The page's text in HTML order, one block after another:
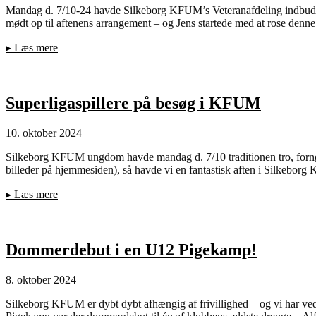
Mandag d. 7/10-24 havde Silkeborg KFUM’s Veteranafdeling
mødt op til aftenens arrangement – og Jens startede med at rose
▸ Læs mere
Superligaspillere på besøg i KFUM
10. oktober 2024
Silkeborg KFUM ungdom havde mandag d. 7/10 traditionen tro,
billeder på hjemmesiden), så havde vi en fantastisk aften i
▸ Læs mere
Dommerdebut i en U12 Pigekamp!
8. oktober 2024
Silkeborg KFUM er dybt dybt afhængig af frivillighed – og vi har